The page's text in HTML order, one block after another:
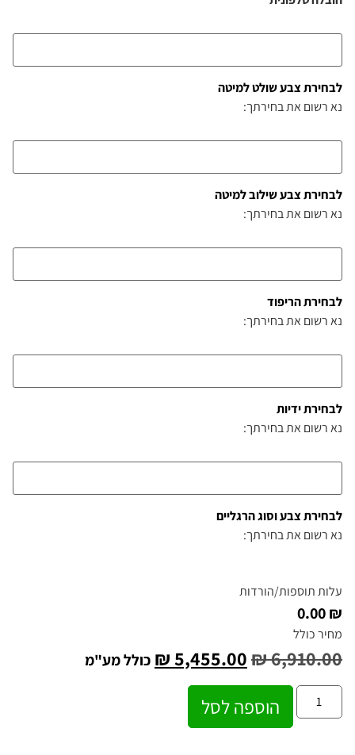
לבחירת צבע שולט למיטה
נא רשום את בחירתך:
לבחירת צבע שילוב למיטה
נא רשום את בחירתך:
לבחירת הריפוד
נא רשום את בחירתך:
לבחירת ידיות
נא רשום את בחירתך:
לבחירת צבע וסוג הרגליים
נא רשום את בחירתך:
עלות תוספות/הורדות
₪ 0.00
מחיר כולל
₪6,910.00
₪5,455.00 כולל מע"מ
הוספה לסל